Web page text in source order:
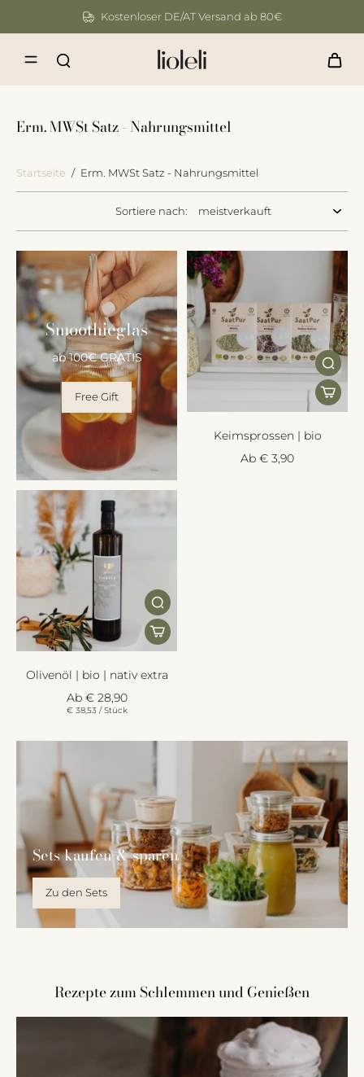
Kostenloser DE/AT Versand ab 80€
Erm. MWSt Satz - Nahrungsmittel
Startseite / Erm. MWSt Satz - Nahrungsmittel
Sortiere nach:
Smoothieglas
ab 100€ GRATIS
Free Gift
Keimsprossen | bio
Ab € 3,90
Olivenöl | bio | nativ extra
Ab € 28,90
€ 38,53 / Stück
Sets kaufen & sparen
Zu den Sets
Rezepte zum Schlemmen und Genießen